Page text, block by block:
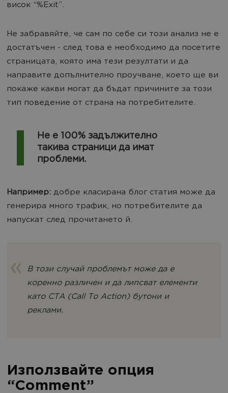
висок “%Exit”.
Не забравяйте, че сам по себе си този анализ не е
достатъчен - след това е необходимо да посетите
страницата, която има тези резултати и да
направите допълнително проучване, което ще ви
покаже какви могат да бъдат причините за този
тип поведение от страна на потребителите.
Не е 100% задължително
такива страници да имат
проблеми.
Например: добре класирана блог статия може да
генерира много трафик, но потребителите да
напускат след прочитането й.
В този случай проблемът може да е
коренно различен и да липсват елементи
като CTA (Call To Action) бутони и
реклами.
Използвайте опция
“Comment”